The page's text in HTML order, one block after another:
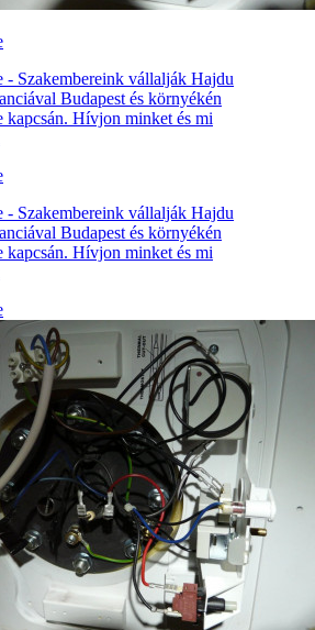
- Szakembereink vállalják Hajdu
Budapest és környékén
kapcsán. Hívjon minket és mi
- Szakembereink vállalják Hajdu
Budapest és környékén
kapcsán. Hívjon minket és mi